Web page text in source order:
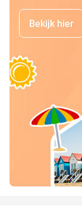
Bekijk hier